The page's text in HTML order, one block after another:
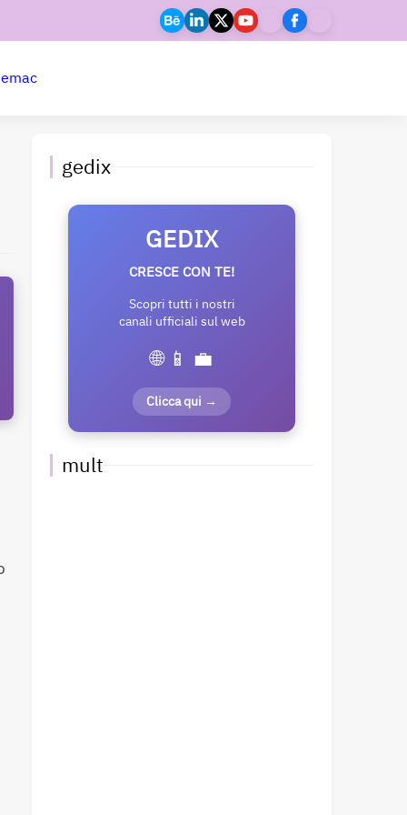
mac
gedix
GEDIX
CRESCE CON TE!
Scopri tutti i nostri
canali ufficiali sul web
🌐 📱 💼
Clicca qui →
mult